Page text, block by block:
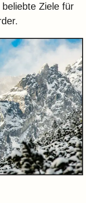
Ziele für